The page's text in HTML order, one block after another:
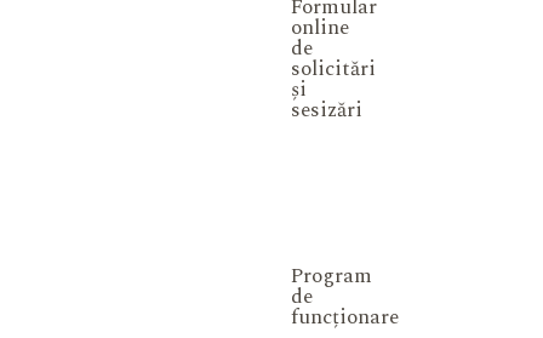
Formular
online
de
solicitări
și
sesizări
Program
de
funcționare